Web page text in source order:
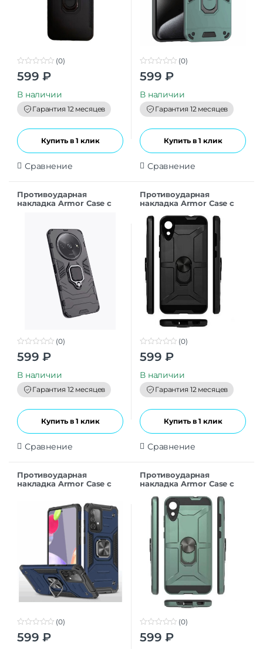
0
o
t
o
f
5
(0)
599 ₽
В наличии
Гарантия 12 месяцев
Купить в 1 клик
Сравнение
0
o
t
o
f
5
(0)
599 ₽
В наличии
Гарантия 12 месяцев
Купить в 1 клик
Сравнение
Противоударная
накладка Armor Case с
0
o
t
o
f
5
(0)
599 ₽
В наличии
Гарантия 12 месяцев
Купить в 1 клик
Сравнение
Противоударная
накладка Armor Case с
A26 серебристый
0
o
t
o
f
5
(0)
599 ₽
В наличии
Гарантия 12 месяцев
Купить в 1 клик
Сравнение
Противоударная
накладка Armor Case с
0
o
(0)
599 ₽
Противоударная
накладка Armor Case с
A26 темно-зеленый
0
o
(0)
599 ₽